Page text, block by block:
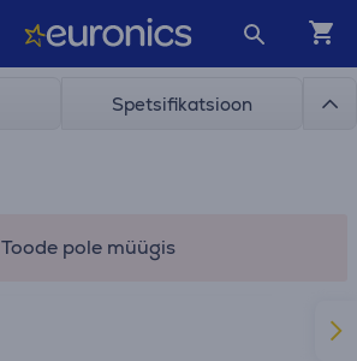
Spetsifikatsioon
Toode pole müügis